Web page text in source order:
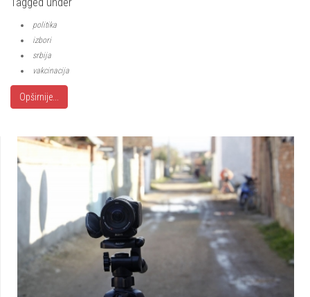
politika
izbori
srbija
vakcinacija
Opširnije...